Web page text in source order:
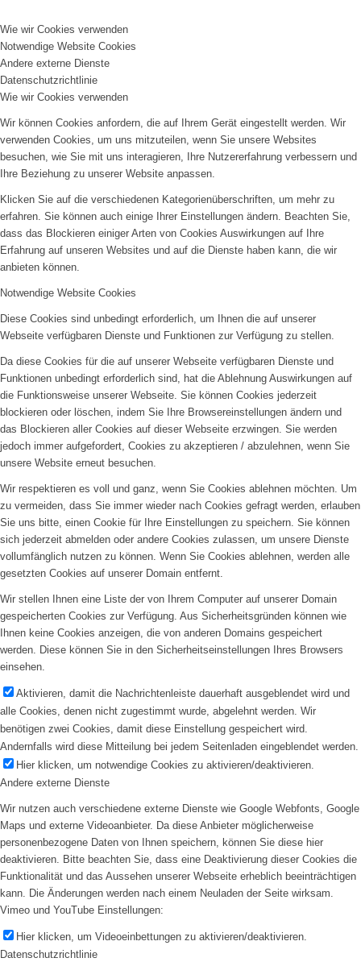
Wie wir Cookies verwenden
Notwendige Website Cookies
Andere externe Dienste
Datenschutzrichtlinie
Wie wir Cookies verwenden
Wir können Cookies anfordern, die auf Ihrem Gerät eingestellt werden. Wir
verwenden Cookies, um uns mitzuteilen, wenn Sie unsere Websites
besuchen, wie Sie mit uns interagieren, Ihre Nutzererfahrung verbessern und
Ihre Beziehung zu unserer Website anpassen.
Klicken Sie auf die verschiedenen Kategorienüberschriften, um mehr zu
erfahren. Sie können auch einige Ihrer Einstellungen ändern. Beachten Sie,
dass das Blockieren einiger Arten von Cookies Auswirkungen auf Ihre
Erfahrung auf unseren Websites und auf die Dienste haben kann, die wir
anbieten können.
Notwendige Website Cookies
Diese Cookies sind unbedingt erforderlich, um Ihnen die auf unserer
Webseite verfügbaren Dienste und Funktionen zur Verfügung zu stellen.
Da diese Cookies für die auf unserer Webseite verfügbaren Dienste und
Funktionen unbedingt erforderlich sind, hat die Ablehnung Auswirkungen auf
die Funktionsweise unserer Webseite. Sie können Cookies jederzeit
blockieren oder löschen, indem Sie Ihre Browsereinstellungen ändern und
das Blockieren aller Cookies auf dieser Webseite erzwingen. Sie werden
jedoch immer aufgefordert, Cookies zu akzeptieren / abzulehnen, wenn Sie
unsere Website erneut besuchen.
Wir respektieren es voll und ganz, wenn Sie Cookies ablehnen möchten. Um
zu vermeiden, dass Sie immer wieder nach Cookies gefragt werden, erlauben
Sie uns bitte, einen Cookie für Ihre Einstellungen zu speichern. Sie können
sich jederzeit abmelden oder andere Cookies zulassen, um unsere Dienste
vollumfänglich nutzen zu können. Wenn Sie Cookies ablehnen, werden alle
gesetzten Cookies auf unserer Domain entfernt.
Wir stellen Ihnen eine Liste der von Ihrem Computer auf unserer Domain
gespeicherten Cookies zur Verfügung. Aus Sicherheitsgründen können wie
Ihnen keine Cookies anzeigen, die von anderen Domains gespeichert
werden. Diese können Sie in den Sicherheitseinstellungen Ihres Browsers
einsehen.
Aktivieren, damit die Nachrichtenleiste dauerhaft ausgeblendet wird und
alle Cookies, denen nicht zugestimmt wurde, abgelehnt werden. Wir
benötigen zwei Cookies, damit diese Einstellung gespeichert wird.
Andernfalls wird diese Mitteilung bei jedem Seitenladen eingeblendet werden.
Hier klicken, um notwendige Cookies zu aktivieren/deaktivieren.
Andere externe Dienste
Wir nutzen auch verschiedene externe Dienste wie Google Webfonts, Google
Maps und externe Videoanbieter. Da diese Anbieter möglicherweise
personenbezogene Daten von Ihnen speichern, können Sie diese hier
deaktivieren. Bitte beachten Sie, dass eine Deaktivierung dieser Cookies die
Funktionalität und das Aussehen unserer Webseite erheblich beeinträchtigen
kann. Die Änderungen werden nach einem Neuladen der Seite wirksam.
Vimeo und YouTube Einstellungen:
Hier klicken, um Videoeinbettungen zu aktivieren/deaktivieren.
Datenschutzrichtlinie